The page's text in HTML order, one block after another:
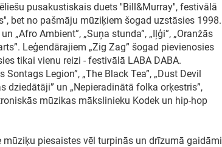
pusakustiskais duets ''Bill&Murray'', festivālā
bet no pašmāju mūziķiem šogad uzstāsies 1998.
„Afro Ambient”, „Suņa stunda”, „Iļģi”, „Oranžās
Leģendārajiem „Zig Zag” šogad pievienosies
tikai vienu reizi - festivālā LABA DABA.
Legion”, „The Black Tea”, „Dust Devil
dziedātāji” un „Nepieradinātā folka orķestris”,
mūzikas mākslinieku Kodek un hip-hop
piesaistes vēl turpinās un drīzumā gaidāmi